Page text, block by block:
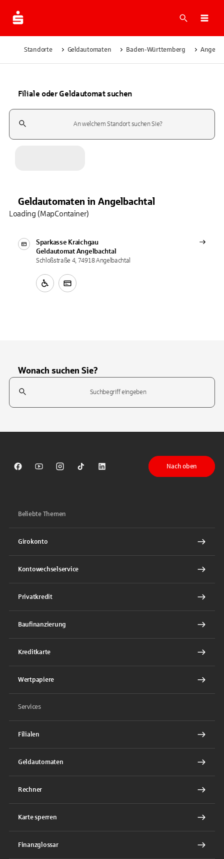
Suche
Standorte Geldautomaten Baden-Württemberg
Filiale oder Geldautomat suchen
Suchfeld
Geldautomaten in Angelbachtal
Sparkasse Kraichgau
Geldautomat Angelbachtal
Schloßstraße 4, 74918 Angelbachtal
Loading (MapContainer)
Wonach suchen Sie?
Suchfeld
Sparkasse auf Facebook
Sparkasse auf Youtube
Sparkasse auf Instagram
Sparkasse auf TikTok
Sparkasse auf LinkedIn
Nach oben
Beliebte Themen
Girokonto
Kontowechselservice
Privatkredit
Baufinanzierung
Kreditkarte
Wertpapiere
Services
Filialen
Geldautomaten
Rechner
Karte sperren
Finanzglossar